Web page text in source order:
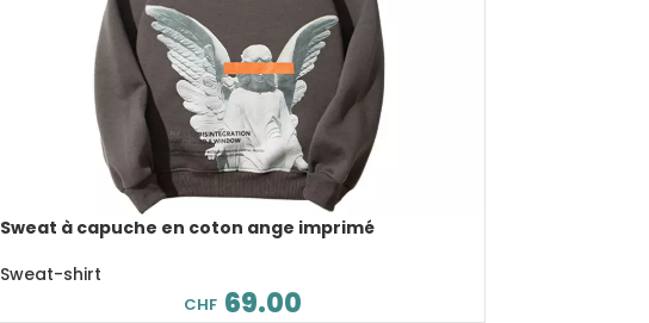
Sweat à capuche en coton ange imprimé
Sweat-shirt
CHF 69.00